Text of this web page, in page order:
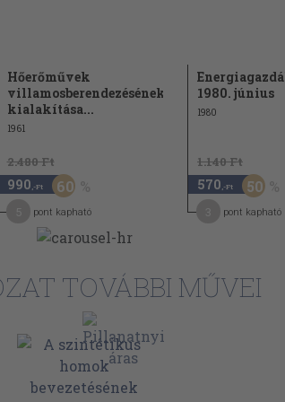
Hőerőművek
villamosberendezésének
kialakítása...
1961
2.480 Ft
990 ,-Ft 60
pont kapható
1980. június
1980
1.140 Ft
570 ,-Ft 50
pont kapható
TOVÁBBI MŰVEI